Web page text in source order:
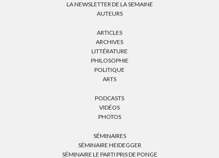
LA NEWSLETTER DE LA SEMAINE
AUTEURS
ARTICLES
ARCHIVES
LITTÉRATURE
PHILOSOPHIE
POLITIQUE
ARTS
PODCASTS
VIDÉOS
PHOTOS
SÉMINAIRES
SÉMINAIRE HEIDEGGER
SÉMINAIRE LE PARTI PRIS DE PONGE